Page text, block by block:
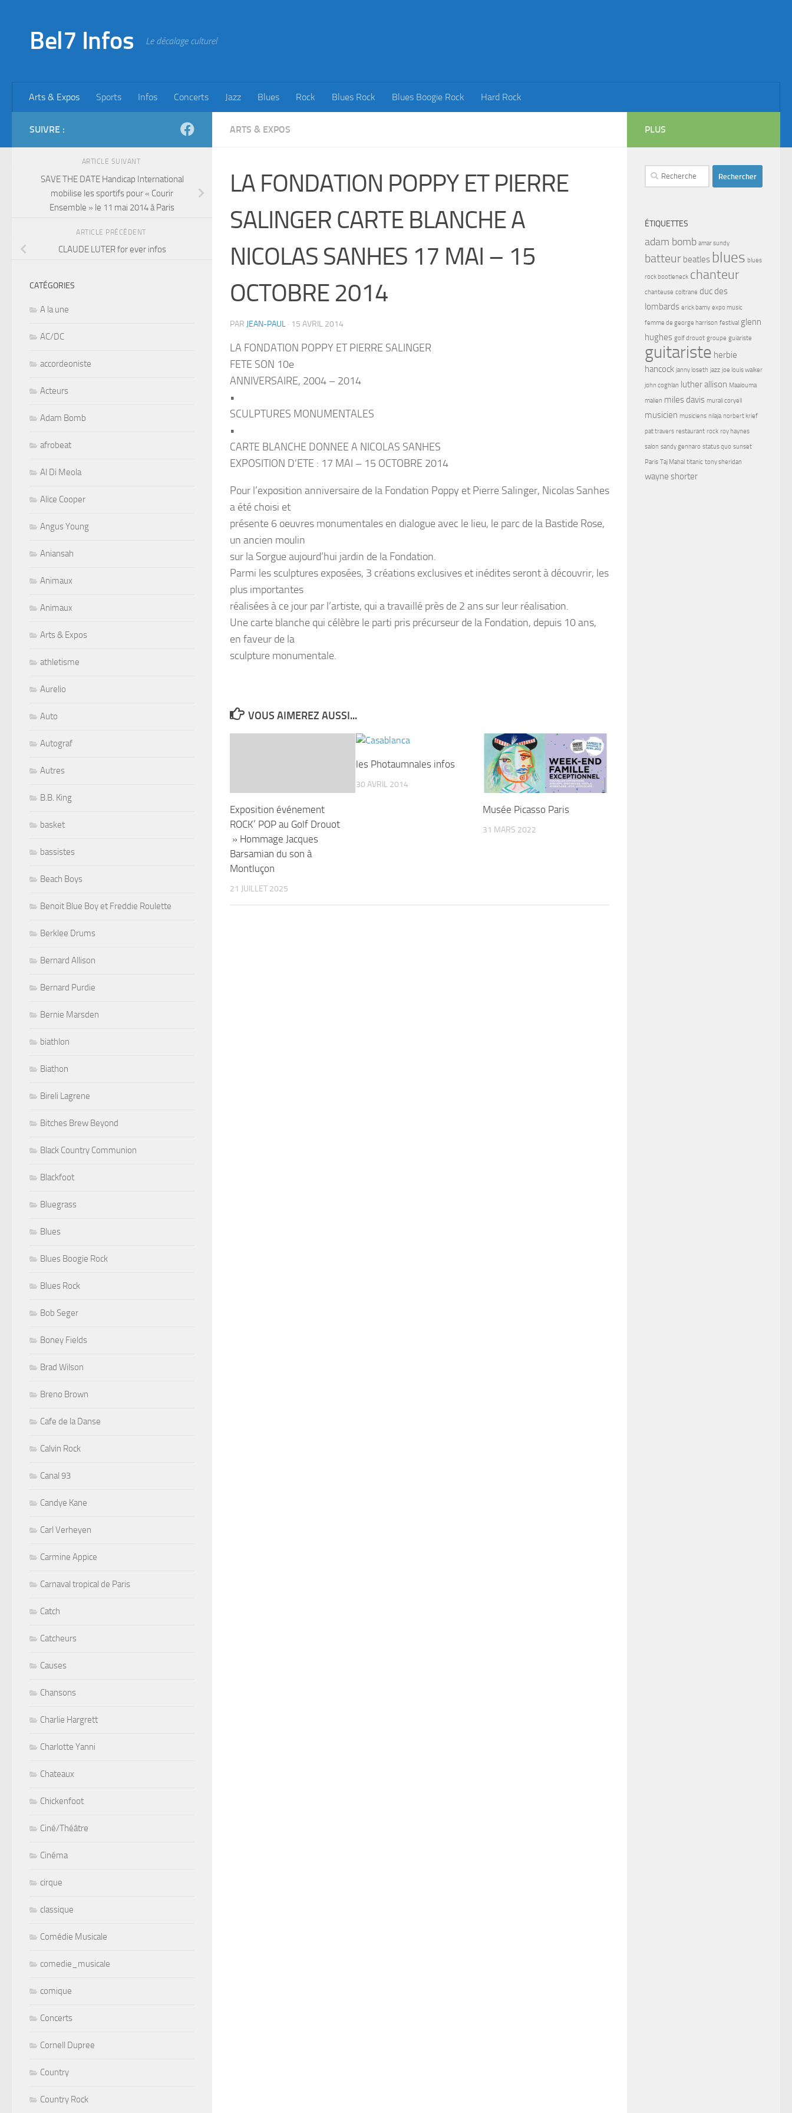
Bel7 Infos Le décalage culturel
Arts & Expos Sports Infos Concerts Jazz Blues Rock Blues Rock Blues Boogie Rock Hard Rock
ARTS & EXPOS
LA FONDATION POPPY ET PIERRE
SALINGER CARTE BLANCHE A
NICOLAS SANHES 17 MAI – 15
OCTOBRE 2014
PAR JEAN-PAUL · 15 AVRIL 2014
LA FONDATION POPPY ET PIERRE SALINGER
FETE SON 10e
ANNIVERSAIRE, 2004 – 2014
•
SCULPTURES MONUMENTALES
•
CARTE BLANCHE DONNEE A NICOLAS SANHES
EXPOSITION D’ETE : 17 MAI – 15 OCTOBRE 2014
Pour l’exposition anniversaire de la Fondation Poppy et Pierre Salinger, Nicolas Sanhes
a été choisi et
présente 6 oeuvres monumentales en dialogue avec le lieu, le parc de la Bastide Rose,
un ancien moulin
sur la Sorgue aujourd’hui jardin de la Fondation.
Parmi les sculptures exposées, 3 créations exclusives et inédites seront à découvrir, les
plus importantes
réalisées à ce jour par l’artiste, qui a travaillé près de 2 ans sur leur réalisation.
Une carte blanche qui célèbre le parti pris précurseur de la Fondation, depuis 10 ans,
en faveur de la
sculpture monumentale.
VOUS AIMEREZ AUSSI...
Exposition événement
ROCK’ POP au Golf Drouot
» Hommage Jacques
Barsamian du son à
Montluçon
21 JUILLET 2025
les Photaumnales infos
30 AVRIL 2014
Musée Picasso Paris
31 MARS 2022
SUIVRE :
ARTICLE SUIVANT
SAVE THE DATE Handicap International
mobilise les sportifs pour « Courir
Ensemble » le 11 mai 2014 à Paris
ARTICLE PRÉCÉDENT
CLAUDE LUTER for ever infos
CATÉGORIES
A la une
AC/DC
accordeoniste
Acteurs
Adam Bomb
afrobeat
Al Di Meola
Alice Cooper
Angus Young
Aniansah
Animaux
Animaux
Arts & Expos
athletisme
Aurelio
Auto
Autograf
Autres
B.B. King
basket
bassistes
Beach Boys
Benoit Blue Boy et Freddie Roulette
Berklee Drums
Bernard Allison
Bernard Purdie
Bernie Marsden
biathlon
Biathon
Bireli Lagrene
Bitches Brew Beyond
Black Country Communion
Blackfoot
Bluegrass
Blues
Blues Boogie Rock
Blues Rock
Bob Seger
Boney Fields
Brad Wilson
Breno Brown
Cafe de la Danse
Calvin Rock
Canal 93
Candye Kane
Carl Verheyen
Carmine Appice
Carnaval tropical de Paris
Catch
Catcheurs
Causes
Chansons
Charlie Hargrett
Charlotte Yanni
Chateaux
Chickenfoot
Ciné/Théâtre
Cinéma
cirque
classique
Comédie Musicale
comedie_musicale
comique
Concerts
Cornell Dupree
Country
Country Rock
PLUS
Rechercher :
ÉTIQUETTES
adam bomb amar sundy
batteur beatles blues blues
rock bootleneck chanteur
chanteuse coltrane duc des
lombards erick bamy expo music
femme de george harrison festival glenn
hughes golf drouot groupe guiariste
guitariste herbie
hancock janny loseth jazz joe louis walker
john coghlan luther allison Maalouma
malien miles davis murali coryell
musicien musiciens nilaja norbert krief
pat travers restaurant rock roy haynes
salon sandy gennaro status quo sunset
Paris Taj Mahal titanic tony sheridan
wayne shorter